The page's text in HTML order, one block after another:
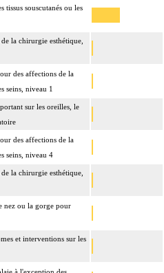
tissus souscutanés ou les
la chirurgie esthétique,
des affections de la
seins, niveau 1
sur les oreilles, le
des affections de la
seins, niveau 4
la chirurgie esthétique,
nez ou la gorge pour
et interventions sur les